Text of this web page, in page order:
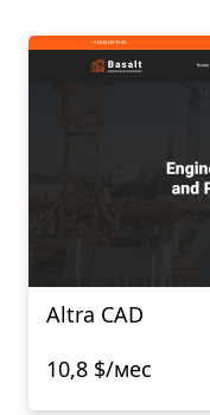
Altra CAD
10,8 $/мес